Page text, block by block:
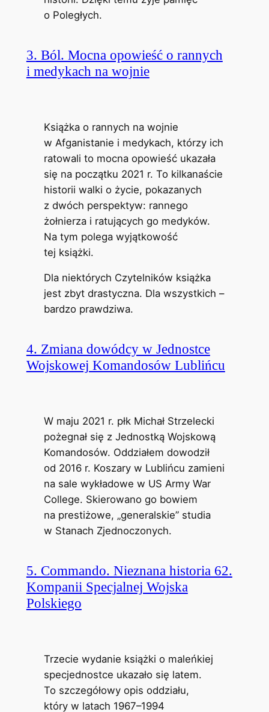
o Poległych.
3. Ból. Mocna opowieść o rannych
i medykach na wojnie
Książka o rannych na wojnie
w Afganistanie i medykach, którzy ich
ratowali to mocna opowieść ukazała
się na początku 2021 r. To kilkanaście
historii walki o życie, pokazanych
z dwóch perspektyw: rannego
żołnierza i ratujących go medyków.
Na tym polega wyjątkowość
tej książki.
Dla niektórych Czytelników książka
jest zbyt drastyczna. Dla wszystkich –
bardzo prawdziwa.
4. Zmiana dowódcy w Jednostce
Wojskowej Komandosów Lublińcu
W maju 2021 r. płk Michał Strzelecki
pożegnał się z Jednostką Wojskową
Komandosów. Oddziałem dowodził
od 2016 r. Koszary w Lublińcu zamieni
na sale wykładowe w US Army War
College. Skierowano go bowiem
na prestiżowe, „generalskie” studia
w Stanach Zjednoczonych.
5. Commando. Nieznana historia 62.
Kompanii Specjalnej Wojska
Polskiego
Trzecie wydanie książki o maleńkiej
specjednostce ukazało się latem.
To szczegółowy opis oddziału,
który w latach 1967–1994